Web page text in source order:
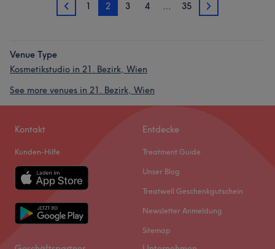
1 1 2 3 4 … 35 3
Venue Type
Kosmetikstudio in 21. Bezirk, Wien
See more venues in 21. Bezirk, Wien
Kontakt
Kunden-Hilfe
Entdecke
Treatment Guide
Unser Blog
Treatwell Geschenkgutschein
Newsletter Anmeldung
Sitemap